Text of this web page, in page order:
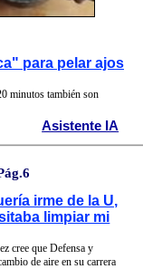
para pelar ajos
minutos también son
Asistente IA
irme de la U,
limpiar mi
cree que Defensa y
de aire en su carrera